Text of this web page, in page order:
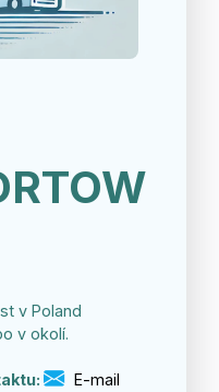
v Poland
v okolí.
E-mail